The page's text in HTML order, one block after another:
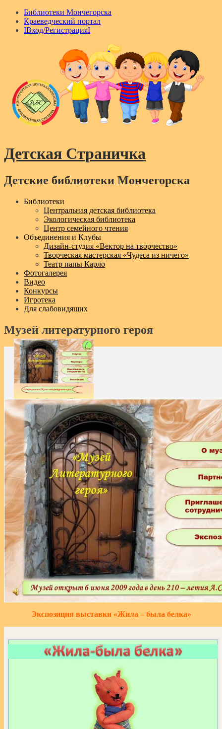
Библиотеки Мончегорска
Краеведческий портал
IВход/РегистрацияI
Детская Страничка
Детские библиотеки Мончегорска
MenuБиблиотеки
Центральная детская библиотека
Экологическая библиотека
Центр семейного чтения
Объединения и Клубы
Дизайн‑студия «Вектор на творчество»
Творческая мастерская «Чудеса из ничего»
Театр папы Карло
Фотогалерея
Видео
Конкурсы
Игротека
Для слабовидящих
Музей литературного героя
Экспозиция выставки «Жила – была белка»